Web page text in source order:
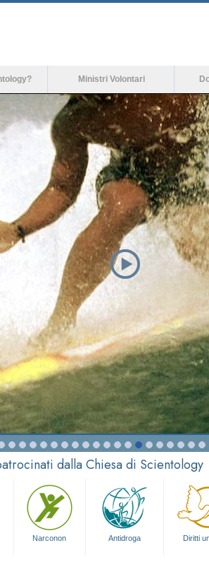
Ministri Volontari
dalla Chiesa di Scientology
Narconon Antidroga Diritti